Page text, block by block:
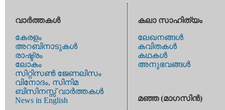
വാര്‍ത്തകള്‍
കേരളം
അറബിനാടുകള്‍
രാഷ്ട്രം
ലോകം
സിറ്റിസണ്‍ ജേണലിസം
വിനോദം, സിനിമ
ബിസിനസ്സ് വാര്‍ത്തകള്‍
News in English
കലാ സാഹിത്യം
ലേഖനങ്ങള്‍
കവിതകള്‍
കഥകള്‍
അനുഭവങ്ങള്‍
മഞ്ഞ (മാഗസിന്‍)